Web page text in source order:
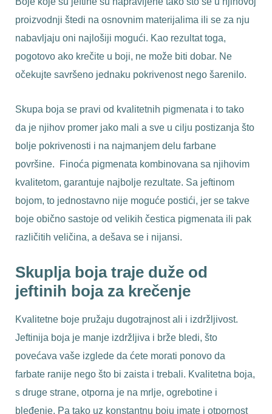
proizvodnji štedi na osnovnim materijalima ili se za nju
nabavljaju oni najlošiji mogući. Kao rezultat toga,
pogotovo ako krečite u boji, ne može biti dobar. Ne
očekujte savršeno jednaku pokrivenost nego šarenilo.
Skupa boja se pravi od kvalitetnih pigmenata i to tako
da je njihov promer jako mali a sve u cilju postizanja što
bolje pokrivenosti i na najmanjem delu farbane
površine. Finoća pigmenata kombinovana sa njihovim
kvalitetom, garantuje najbolje rezultate. Sa jeftinom
bojom, to jednostavno nije moguće postići, jer se takve
boje obično sastoje od velikih čestica pigmenata ili pak
različitih veličina, a dešava se i nijansi.
Skuplja boja traje duže od
jeftinih boja za krečenje
Kvalitetne boje pružaju dugotrajnost ali i izdržljivost.
Jeftinija boja je manje izdržljiva i brže bledi, što
povećava vaše izglede da ćete morati ponovo da
farbate ranije nego što bi zaista i trebali. Kvalitetna boja,
s druge strane, otporna je na mrlje, ogrebotine i
bleđenje. Pa tako uz konstantnu boju imate i otpornost